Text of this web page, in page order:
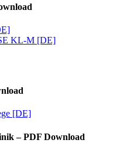
KL-M [DE]
[DE]
– PDF Download